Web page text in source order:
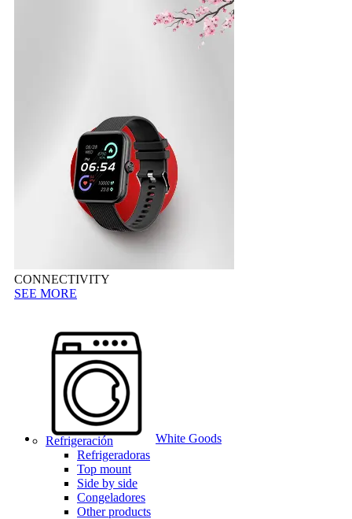
CONNECTIVITY
SEE MORE
White Goods
Refrigeración
Refrigeradoras
Top mount
Side by side
Congeladores
Other products